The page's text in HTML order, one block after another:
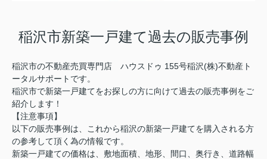
稲沢市新築一戸建て過去の販売事例
稲沢市の不動産売買専門店 ハウスドゥ 155号稲沢(株)不動産ト
ータルサポートです。
稲沢市で新築一戸建てをお探しの方に向けて過去の販売事例をご
紹介します！
【注意事項】
以下の販売事例は、これから稲沢の新築一戸建てを購入される方
の参考して頂く為の情報です。
新築一戸建ての価格は、敷地面積、地形、間口、奥行き、道路幅